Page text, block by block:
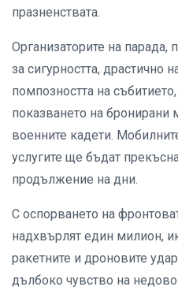
празненствата.
Организаторите на парада,
за сигурността, драстично
помпозността на
показването на
военните кадети.
услугите ще бъдат
продължение на дни.
С оспорването на
надхвърлят един милион,
ракетните и дроновите
дълбоко чувство на